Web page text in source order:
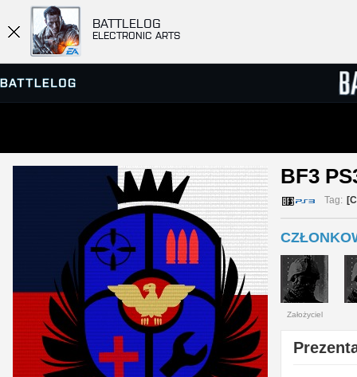
BATTLELOG
ELECTRONIC ARTS
PRZEGLĄDARKA SERWERÓW
BF3
Tag:
Założyciel